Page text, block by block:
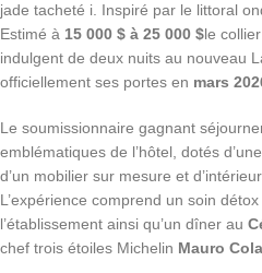
jade tacheté i. Inspiré par le littoral
Estimé à 15 000 $ à 25 000 $le
indulgent de deux nuits au nouveau
officiellement ses portes en mars
Le soumissionnaire gagnant
emblématiques de l’hôtel, dotés
d’un mobilier sur mesure et
L’expérience comprend un soin
l’établissement ainsi qu’un dîner au
chef trois étoiles Michelin Mauro